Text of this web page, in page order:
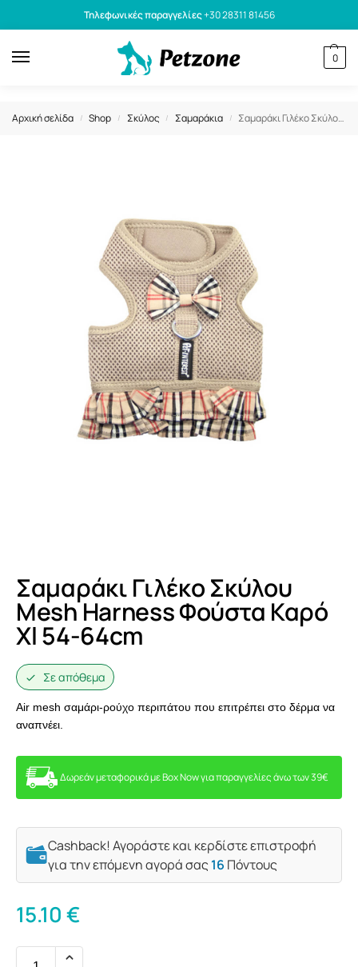
Τηλεφωνικές παραγγελίες+30 28311 81456
0
Αρχική σελίδα / Shop / Σκύλος / Σαμαράκια / Σαμαράκι Γιλέκο Σκύλου Mesh Harness Φούστα Καρό Xl 54-64cm
Σαμαράκι Γιλέκο Σκύλου
Mesh Harness Φούστα Καρό
Xl 54-64cm
Σε απόθεμα
Air mesh σαμάρι-ρούχο περιπάτου που επιτρέπει στο δέρμα να
αναπνέει.
Δωρεάν μεταφορικά με Box Now για παραγγελίες άνω των 39€
Cashback! Αγοράστε και κερδίστε επιστροφή
για την επόμενη αγορά σας16 Πόντους
15.10€